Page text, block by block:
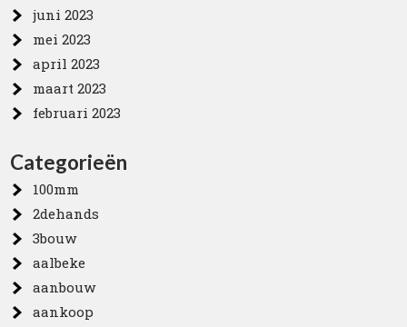
juni 2023
mei 2023
april 2023
maart 2023
februari 2023
Categorieën
100mm
2dehands
3bouw
aalbeke
aanbouw
aankoop